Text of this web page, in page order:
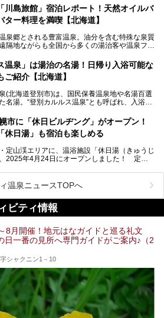
会社バルクオム【PR】
式会社バルクオム商品のPR記事です。
と言われ、遠隔地ながらも全国から湯治・療養
人々が訪れます。
自の視点で豊富温泉の“天然オイルバス”をレポ
概要や日帰り入浴施設をはじめ、宿泊施設・ア
川島旅館」宿泊レポート！天然オイルバ
ター料理を満喫【北海道】
泉郷とされる豊富温泉。油分を含む特殊な泉質
隔地ながらも全国から多くの湯治客や温泉ファ
」は、豊富温泉の開湯当初から営業する老舗旅
温泉の良さと名物のバター料理に定評があり、
をはじめ、パブリックスペース・客室など宿の
にご紹介します！
温泉」は湯治の名湯！日帰り入浴可能な
ご紹介【北海道】
(北海道登別市)は、国民保養温泉地や名湯百選
名湯。“登別カルルス温泉”とも呼ばれ、入浴剤
泉とは対照的な存在で、今も湯治場的な要素が
泉地です。
ルルス温泉をご紹介。温泉地の概要や泉質解説
帰り入浴可能な全３施設の紹介・周辺観光・ア
市に「休日ビルヂング」がオープン！
休日湯」も宿泊も楽しめる
定山渓エリアに、温浴施設「休日湯（きゅうじ
2025年4月24日にオープンしました！ 定山
温泉・サウナの「休日湯」・ラウンジの「THE
」・グルメ「休日洋麺店」・ホテル「エク
ョンホテル」で構成された、まさに大人の癒し
な「休日ビルヂング」の魅力を5つのポイント
温泉ニュースTOPへ
ビティ情報
8月開催！地元はなガイドと巡る礼文
一番の見所へ専門ガイドがご案内♪（2
シャクニン1－10